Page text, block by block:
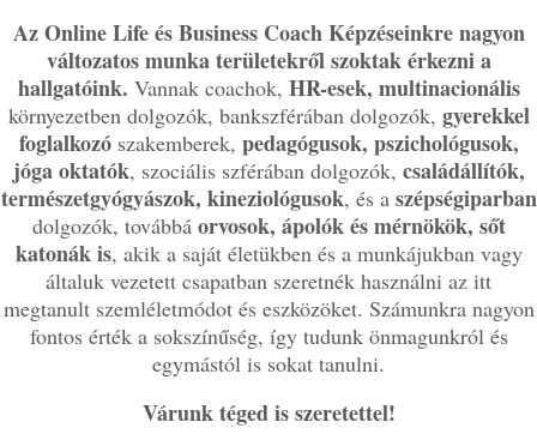
Az Online Life és Business Coach Képzéseinkre nagyon
változatos munka területekről szoktak érkezni a
hallgatóink. Vannak coachok, HR-esek, multinacionális
környezetben dolgozók, bankszférában dolgozók, gyerekkel
foglalkozószakemberek, pedagógusok, pszichológusok,
jóga oktatók, szociális szférában dolgozók, családállítók,
természetgyógyászok, kineziológusok, és a szépségiparban
dolgozók, továbbá orvosok, ápolók és mérnökök, sőt
katonák is, akik a saját életükben és a munkájukban vagy
általuk vezetett csapatban szeretnék használni az itt
megtanult szemléletmódot és eszközöket. Számunkra nagyon
fontos érték a sokszínűség, így tudunk önmagunkról és
egymástól is sokat tanulni.
Várunk téged is szeretettel!